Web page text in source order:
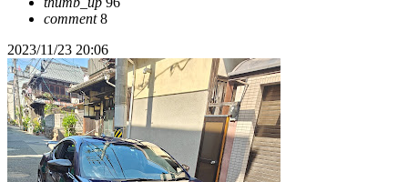
comment8
2023/11/23 20:06